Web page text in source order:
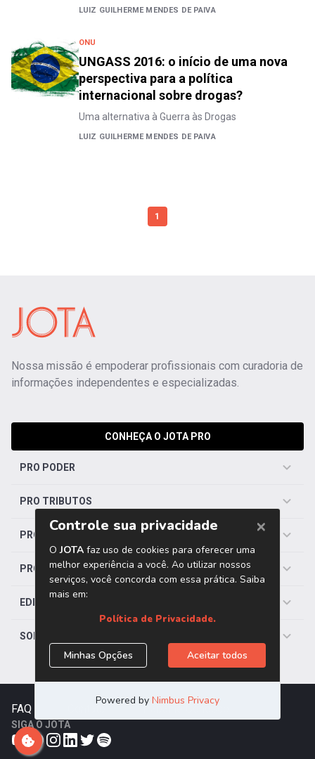
LUIZ GUILHERME MENDES DE PAIVA
ONU
UNGASS 2016: o início de uma nova
perspectiva para a política
internacional sobre drogas?
Uma alternativa à Guerra às Drogas
LUIZ GUILHERME MENDES DE PAIVA
1
Nossa missão é empoderar profissionais com curadoria de
informações independentes e especializadas.
CONHEÇA O JOTA PRO
PRO PODER
PRO TRIBUTOS
PRO TRABALHISTA
PRO SAÚDE
EDITORIAS
SOBRE O JOTA
FAQ Trabalhe Conosco
SIGA O JOTA